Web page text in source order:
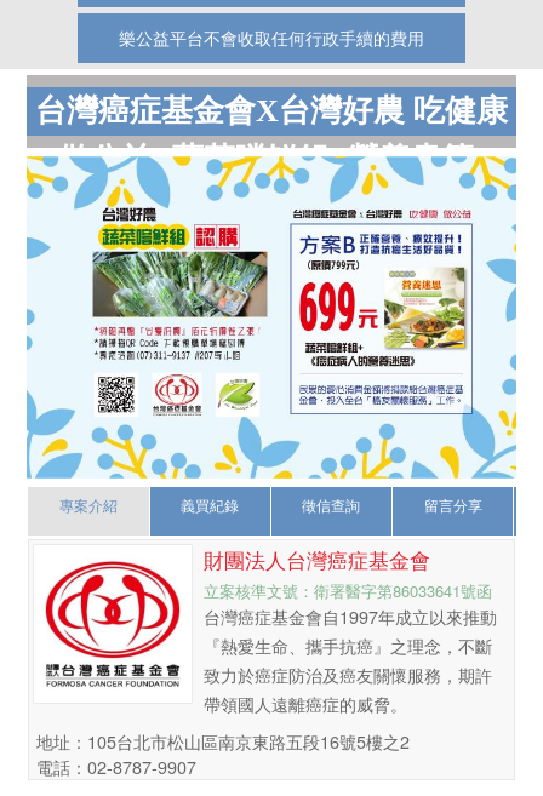
樂公益平台不會收取任何行政手續的費用
台灣癌症基金會X台灣好農 吃健康
做公益 (蔬菜嚐鮮組+營養書籍)
專案介紹 義買紀錄 徵信查詢 留言分享
財團法人台灣癌症基金會
立案核準文號：衛署醫字第86033641號函
台灣癌症基金會自1997年成立以來推動
『熱愛生命、攜手抗癌』之理念，不斷
致力於癌症防治及癌友關懷服務，期許
帶領國人遠離癌症的威脅。
地址：105台北市松山區南京東路五段16號5樓之2
電話：02-8787-9907